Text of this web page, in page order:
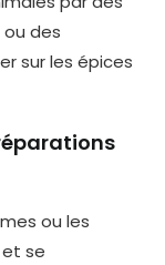
des
sur les épices
ou les
se